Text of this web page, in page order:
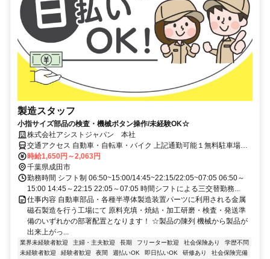
製造スタッフ
小指サイズ部品の検査・機械ボタン操作/未経験OK☆
株式会社アシストジャパン 本社
交通アクセス 自動車・自転車・バイク 上記通勤可能１無料駐車場完
備♪
時給1,650円～2,063円
千葉県成田市
勤務時間 シフト制 06:50~15:00/14:45~22:15/22:05~07:05 06:50～
15:00 14:45～22:15 22:05～07:05 時間シフトによる三交替勤務...
仕事内容 自動車部品・各種半導体製造装置パーツに利用される金属
磁石製造を行う工場にて 原料充填・焼結・加工研磨・検査・発送準
備のいずれかの部署配置となります！ ☆製品の陳列 機械から製品が
出来上がっ...
業界未経験者歓迎 主婦・主夫歓迎 長期 フリーター歓迎 社会保険あり
学歴不問
未経験者歓迎
経験者歓迎 夜間 週払いOK 即日払いOK 研修あり
社会保険完備